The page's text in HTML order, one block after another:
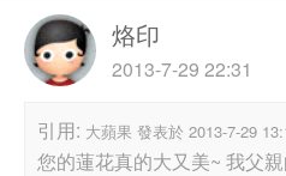
烙印
2013-7-29 22:31
引用: 大蘋果 發表於 2013-7-29
您的蓮花真的大又美~ 我父